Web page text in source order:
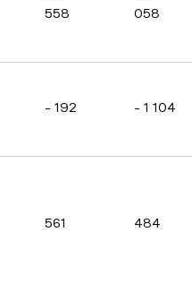
558
058
- 192 - 1 104
561 484